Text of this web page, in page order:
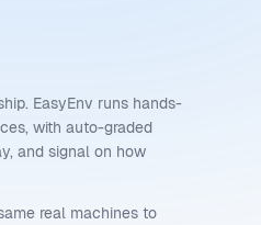
EasyEnv runs hands-
with auto-graded
and signal on how
real machines to